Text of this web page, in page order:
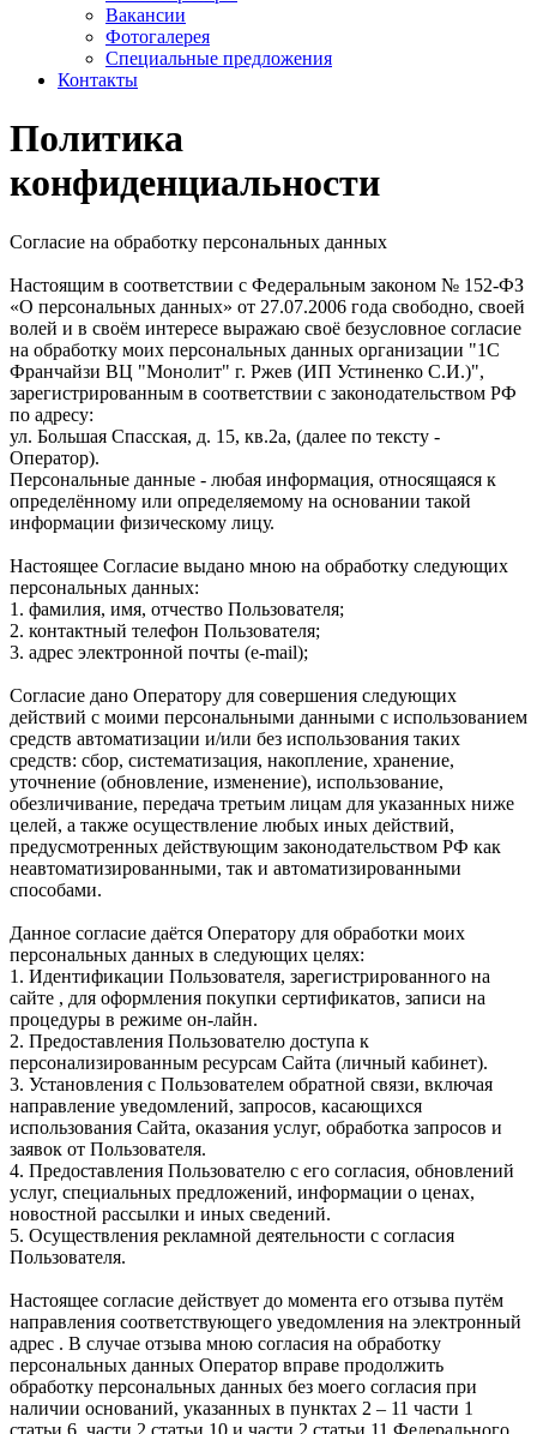
Вакансии
Фотогалерея
Специальные предложения
Контакты
Политика
конфиденциальности
Согласие на обработку персональных данных
Настоящим в соответствии с Федеральным законом № 152-ФЗ
«О персональных данных» от 27.07.2006 года свободно, своей
волей и в своём интересе выражаю своё безусловное согласие
на обработку моих персональных данных организации "1С
Франчайзи ВЦ "Монолит" г. Ржев (ИП Устиненко С.И.)",
зарегистрированным в соответствии с законодательством РФ
по адресу:
ул. Большая Спасская, д. 15, кв.2а, (далее по тексту -
Оператор).
Персональные данные - любая информация, относящаяся к
определённому или определяемому на основании такой
информации физическому лицу.
Настоящее Согласие выдано мною на обработку следующих
персональных данных:
1. фамилия, имя, отчество Пользователя;
2. контактный телефон Пользователя;
3. адрес электронной почты (e-mail);
Согласие дано Оператору для совершения следующих
действий с моими персональными данными с использованием
средств автоматизации и/или без использования таких
средств: сбор, систематизация, накопление, хранение,
уточнение (обновление, изменение), использование,
обезличивание, передача третьим лицам для указанных ниже
целей, а также осуществление любых иных действий,
предусмотренных действующим законодательством РФ как
неавтоматизированными, так и автоматизированными
способами.
Данное согласие даётся Оператору для обработки моих
персональных данных в следующих целях:
1. Идентификации Пользователя, зарегистрированного на
сайте , для оформления покупки сертификатов, записи на
процедуры в режиме он-лайн.
2. Предоставления Пользователю доступа к
персонализированным ресурсам Сайта (личный кабинет).
3. Установления с Пользователем обратной связи, включая
направление уведомлений, запросов, касающихся
использования Сайта, оказания услуг, обработка запросов и
заявок от Пользователя.
4. Предоставления Пользователю с его согласия, обновлений
услуг, специальных предложений, информации о ценах,
новостной рассылки и иных сведений.
5. Осуществления рекламной деятельности с согласия
Пользователя.
Настоящее согласие действует до момента его отзыва путём
направления соответствующего уведомления на электронный
адрес . В случае отзыва мною согласия на обработку
персональных данных Оператор вправе продолжить
обработку персональных данных без моего согласия при
наличии оснований, указанных в пунктах 2 – 11 части 1
статьи 6, части 2 статьи 10 и части 2 статьи 11 Федерального